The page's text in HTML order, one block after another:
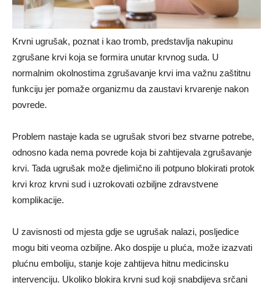
Krvni ugrušak, poznat i kao tromb, predstavlja nakupinu
zgrušane krvi koja se formira unutar krvnog suda. U
normalnim okolnostima zgrušavanje krvi ima važnu zaštitnu
funkciju jer pomaže organizmu da zaustavi krvarenje nakon
povrede.
Problem nastaje kada se ugrušak stvori bez stvarne potrebe,
odnosno kada nema povrede koja bi zahtijevala zgrušavanje
krvi. Tada ugrušak može djelimično ili potpuno blokirati protok
krvi kroz krvni sud i uzrokovati ozbiljne zdravstvene
komplikacije.
U zavisnosti od mjesta gdje se ugrušak nalazi, posljedice
mogu biti veoma ozbiljne. Ako dospije u pluća, može izazvati
plućnu emboliju, stanje koje zahtijeva hitnu medicinsku
intervenciju. Ukoliko blokira krvni sud koji snabdijeva srčani